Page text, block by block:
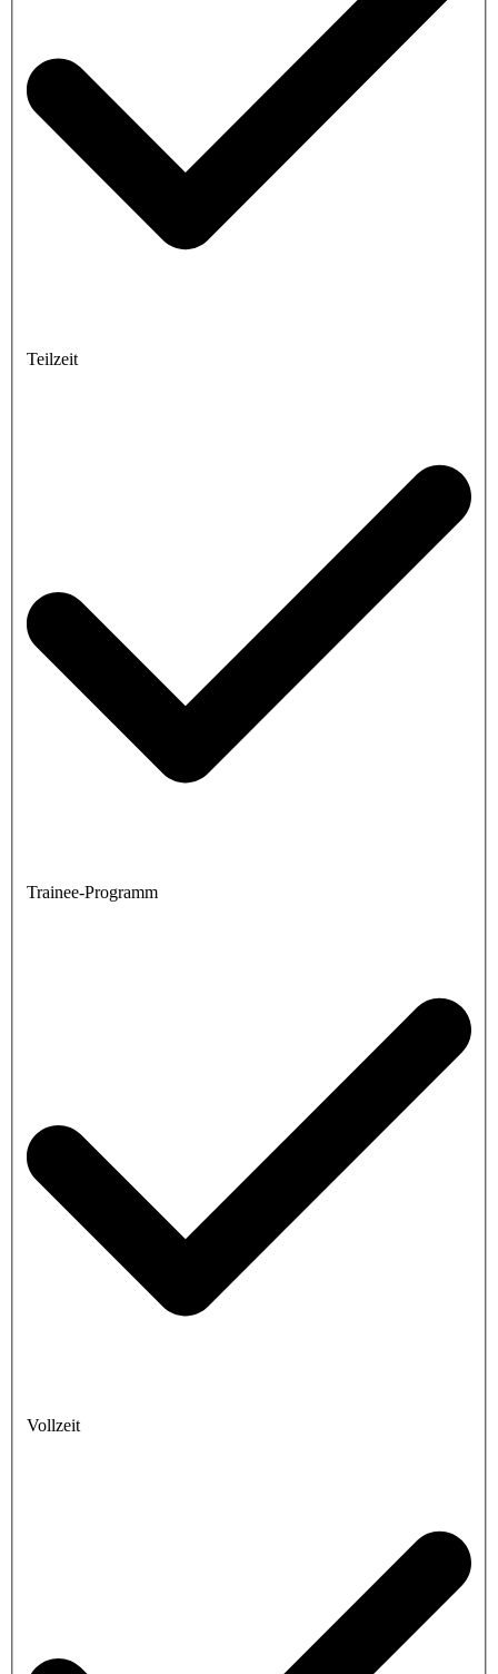
Teilzeit
Trainee-Programm
Vollzeit